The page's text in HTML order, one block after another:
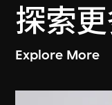
探索
Explore More